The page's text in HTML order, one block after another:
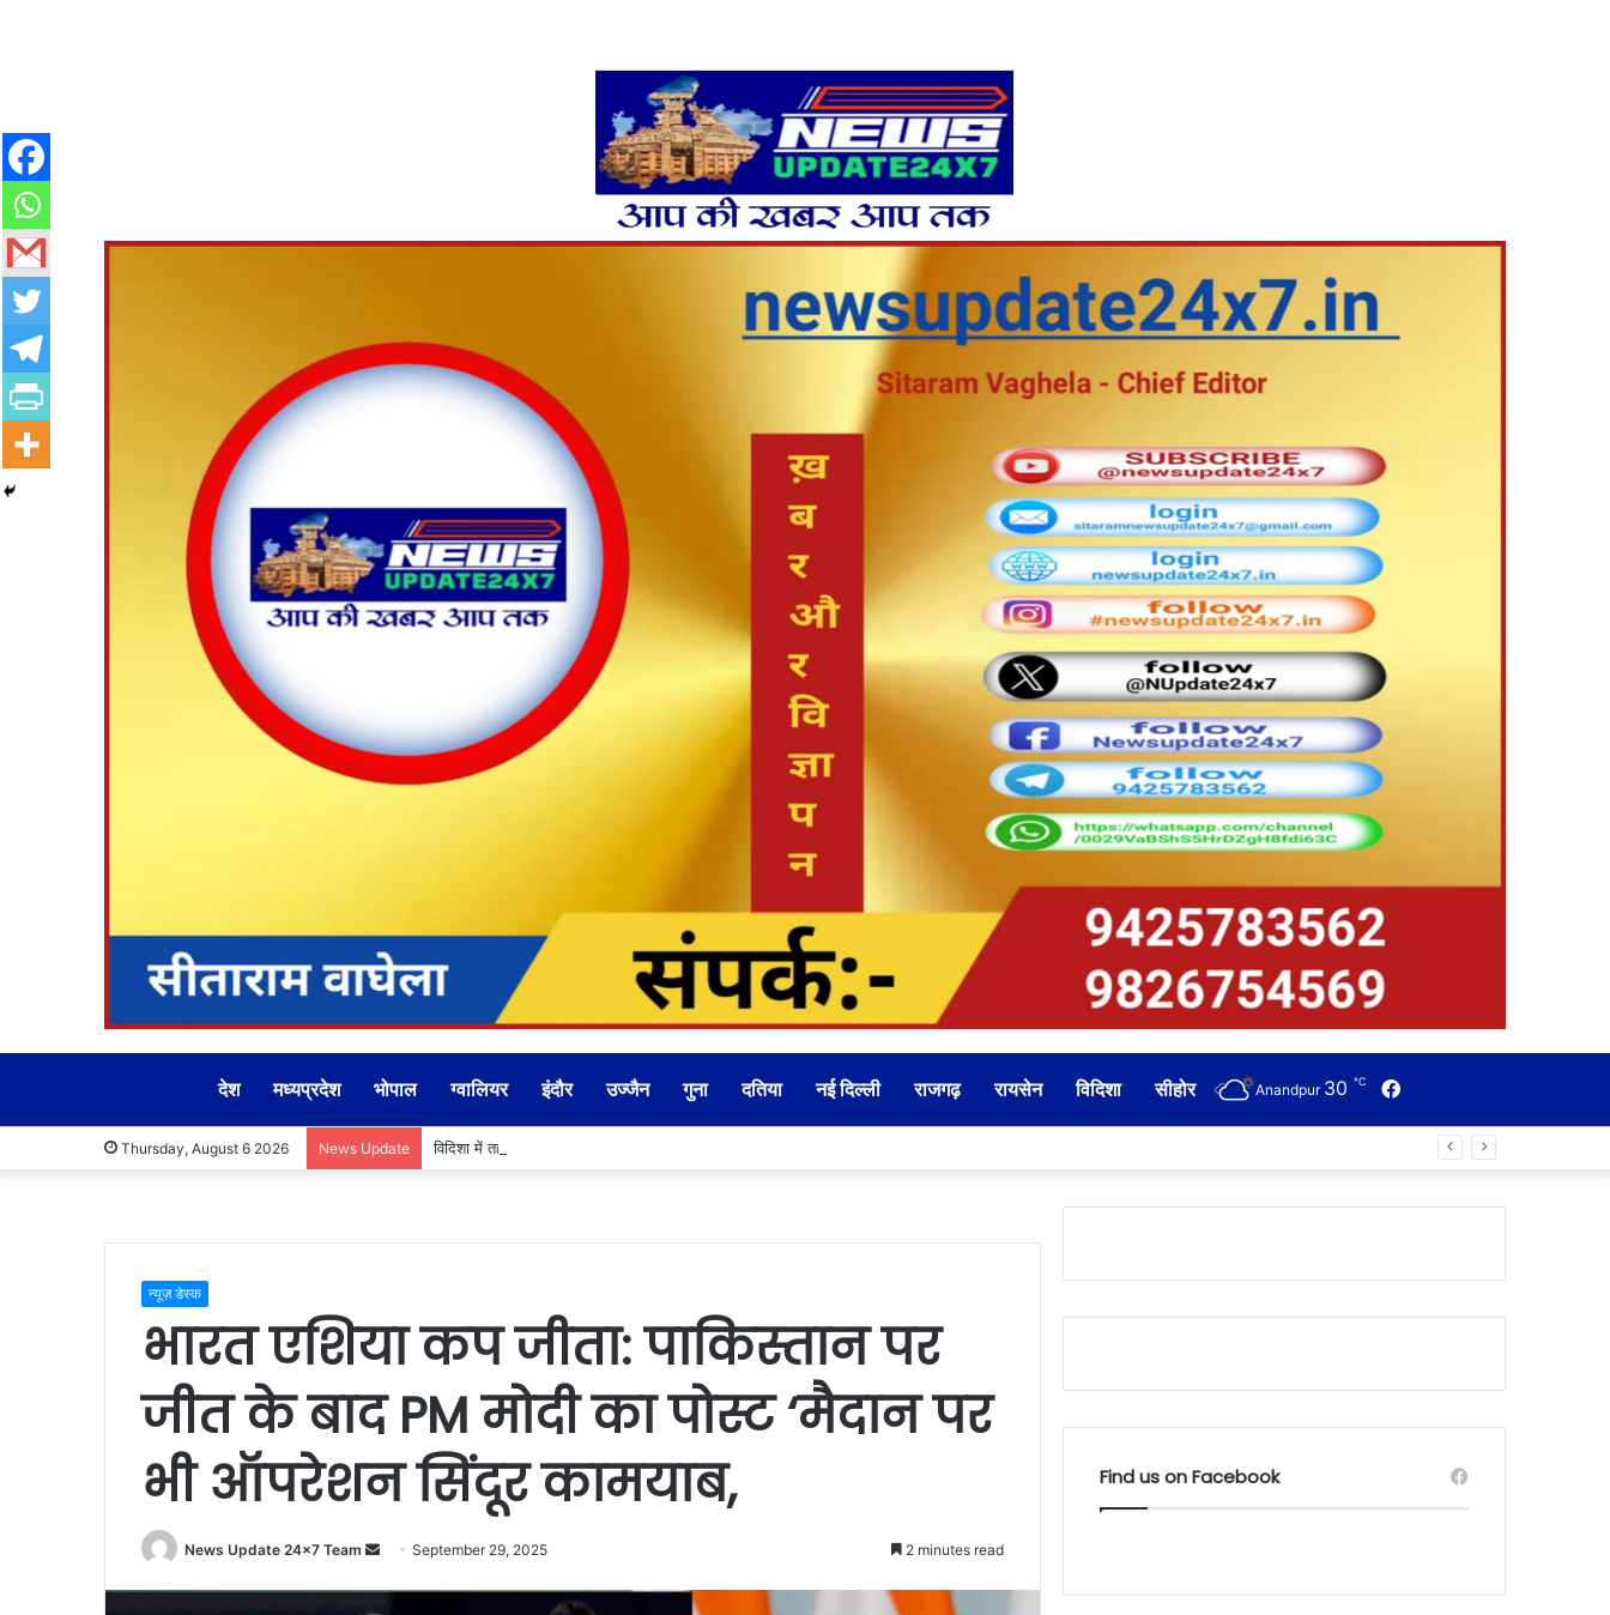
देश मध्यप्रदेश भोपाल ग्वालियर इंदौर उज्जैन गुना दतिया नई दिल्ली राजगढ़ रायसेन विदिशा सीहोर Facebook
Anandpur 30 ℃
Thursday, August 6 2026 News Update विदिशा में तहसीलदार-नायब तहसीलदारों के प्रभार बदले, कलेक्टर ने जारी किए नए पदस्थापना आदेश
न्यूज़ डेस्क
भारत एशिया कप जीता: पाकिस्तान पर
जीत के बाद PM मोदी का पोस्ट ‘मैदान पर
भी ऑपरेशन सिंदूर कामयाब,
News Update 24x7 Team
SendSeptember 29, 2025 2 minutes read
Find us on Facebook